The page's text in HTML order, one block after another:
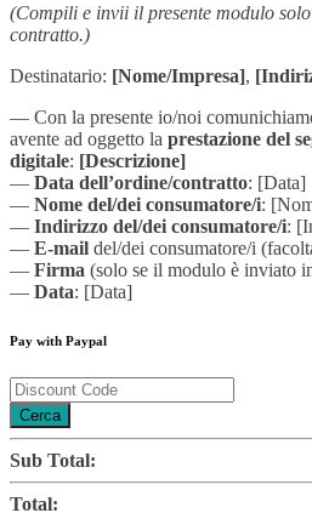
(Compili e invii il presente modulo
contratto.)
Destinatario: [Nome/Impresa],
— Con la presente io/noi
avente ad oggetto la prestazione del
digitale: [Descrizione]
— Data dell’ordine/contratto: [Data]
— Nome del/dei consumatore/i:
— Indirizzo del/dei consumatore/i:
— E-mail del/dei consumatore/i
— Firma (solo se il modulo è inviato
— Data: [Data]
Pay with Paypal
Cerca
Sub Total:
Total: